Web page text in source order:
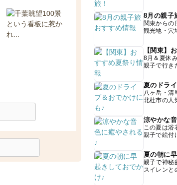
8月の親子
関東からの
観光地・穴
【関東】
8月＆夏休
親子で行き
夏のドラ
八ヶ岳・清
北杜市の人
涼やかな
この夏は浴
親子で絵付
夏の朝に
親子で神秘
スイレンと